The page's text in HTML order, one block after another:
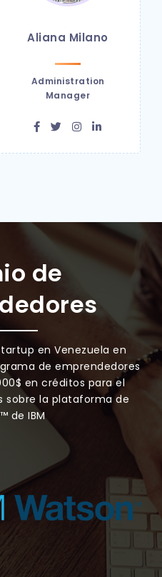
Aliana Milano
Administration
Manager
de
en Venezuela en
de emprendedores
en créditos para el
sobre la plataforma de
de IBM